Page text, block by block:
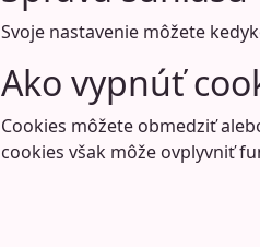
Svoje nastavenie môžete
Ako vypnúť
Cookies môžete obmedziť
cookies však môže ovplyvniť